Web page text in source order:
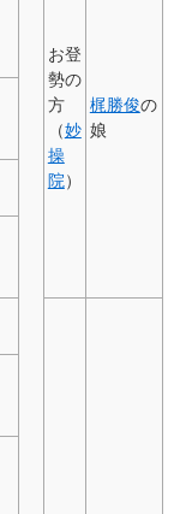
お登
勢の
方
（妙
操
院）
梶勝俊の
娘